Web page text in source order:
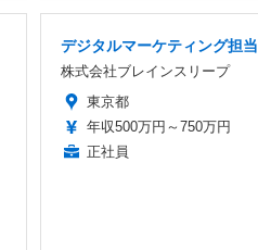
デジタルマーケティング担当
株式会社ブレインスリープ
東京都
年収500万円～750万円
正社員